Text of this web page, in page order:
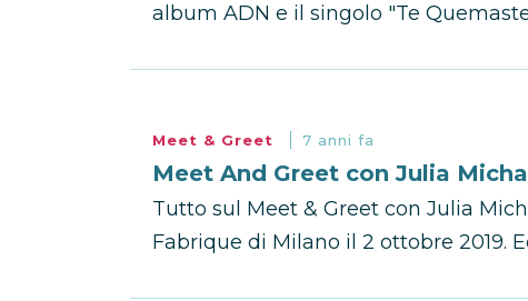
album ADN e il singolo "Te
Meet & Greet 7 anni fa
Meet And Greet con Julia
Tutto sul Meet & Greet con Julia
Fabrique di Milano il 2 ottobre 2019.